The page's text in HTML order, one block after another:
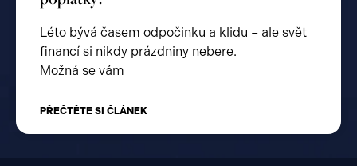
Léto bývá časem odpočinku a klidu – ale svět
financí si nikdy prázdniny nebere.
Možná se vám
PŘEČTĚTE SI ČLÁNEK